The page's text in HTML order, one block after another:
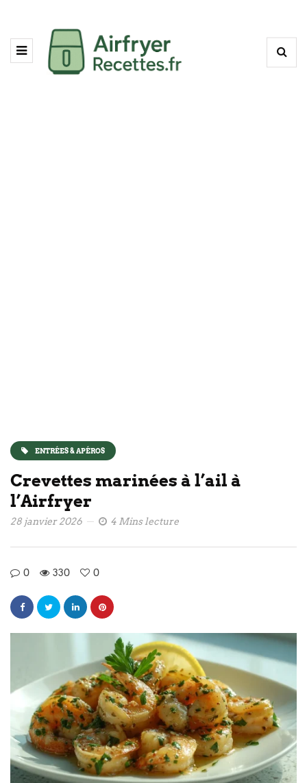
ENTRÉES & APÉROS
Crevettes marinées à l’ail à
l’Airfryer
28 janvier 2026 4 Mins lecture
0 330 0